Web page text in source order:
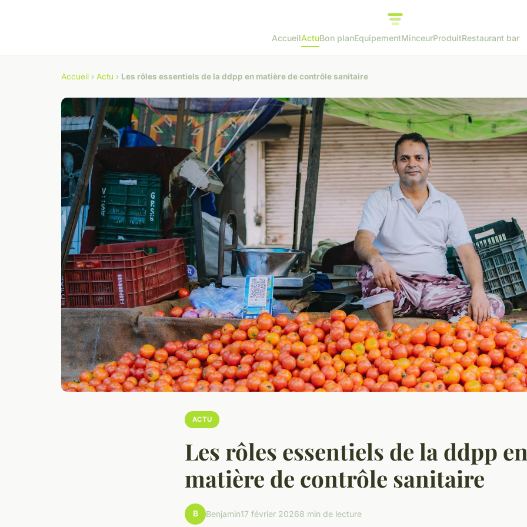
AccueilActuBon planEquipementMinceurProduitRestaurant bar
Accueil › Actu › Les rôles essentiels de la ddpp en matière de contrôle sanitaire
ACTU
Les rôles essentiels de la ddpp
matière de contrôle sanitaire
B Benjamin17 février 20268 min de lecture